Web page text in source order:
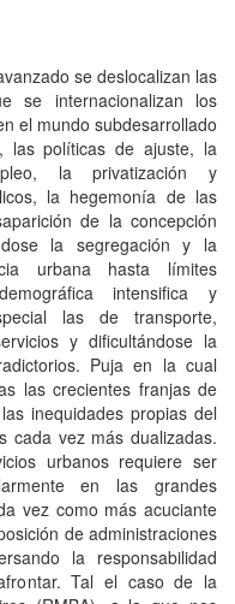
se deslocalizan las
se internacionalizan los
el mundo subdesarrollado
las políticas de ajuste, la
la privatización y
la hegemonía de las
de la concepción
la segregación y la
urbana hasta límites
intensifica y
las de transporte,
y dificultándose la
Puja en la cual
las crecientes franjas de
inequidades propias del
cada vez más dualizadas.
urbanos requiere ser
en las grandes
vez como más acuciante
de administraciones
la responsabilidad
Tal el caso de la